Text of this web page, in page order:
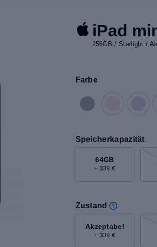
iPad
256GB / Starlight /
Farbe
Speicherkapazität
64GB
+ 339 €
Zustand
Akzeptabel
+ 339 €